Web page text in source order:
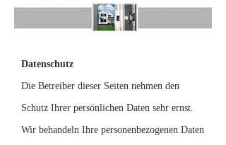
Datenschutz
Die Betreiber dieser Seiten nehmen den
Schutz Ihrer persönlichen Daten sehr ernst.
Wir behandeln Ihre personenbezogenen Daten